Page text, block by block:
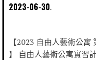
2023-06-30
【2023 自由人藝術公
】 自由人藝術公寓實習